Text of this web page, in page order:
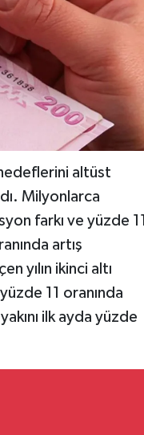
altüst
Milyonlarca
farkı ve yüzde 11
artış
yılın ikinci altı
11 oranında
ilk ayda yüzde